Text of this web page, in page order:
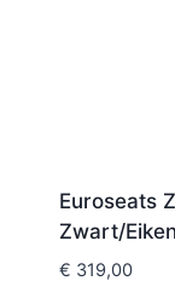
Euroseats
Zwart/
€ 319,00